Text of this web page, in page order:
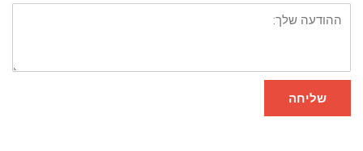
ההודעה
שלך:
שליחה